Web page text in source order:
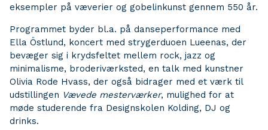
eksempler på væverier og gobelinkunst gennem 550 år.
Programmet byder bl.a. på danseperformance med
Ella Östlund, koncert med strygerduoen Lueenas, der
bevæger sig i krydsfeltet mellem rock, jazz og
minimalisme, broderiværksted, en talk med kunstner
Olivia Rode Hvass, der også bidrager med et værk til
udstillingen Vævede mesterværker, mulighed for at
møde studerende fra Designskolen Kolding, DJ og
drinks.